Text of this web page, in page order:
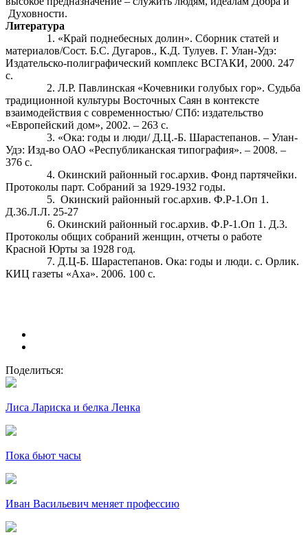
Духовности.
Литература
«Край поднебесных долин». Сборник статей и
материалов/Сост. Б.С. Дугаров., К.Д. Тулуев. Г. Улан-Удэ:
Издательско-полиграфический комплекс ВСГАКИ, 2000. 247
с.
Л.Р. Павлинская «Кочевники голубых гор». Судьба
традиционной культуры Восточных Саян в контексте
взаимодействия с современностью/ СПб: издательство
«Европейский дом», 2002. – 263 с.
«Ока: годы и люди/ Д.Ц.-Б. Шарастепанов. – Улан-
Удэ: Изд-во ОАО «Республиканская типография». – 2008. –
376 с.
Окинский районный гос.архив. Фонд партячейки.
Протоколы парт. Собраний за 1929-1932 годы.
Окинский районный гос.архив. Ф.Р-1.Оп 1.
Д.36.Л.Л. 25-27
Окинский районный гос.архив. Ф.Р-1.Оп 1. Д.3.
Протоколы общих собраний женщин, отчеты о работе
Красной Юрты за 1928 год.
Д.Ц-Б. Шарастепанов. Ока: годы и люди. с. Орлик.
КИЦ газеты «Аха». 2006. 100 с.
Поделиться:
Лиса Лариска и белка Ленка
Пока бьют часы
Иван Васильевич меняет профессию